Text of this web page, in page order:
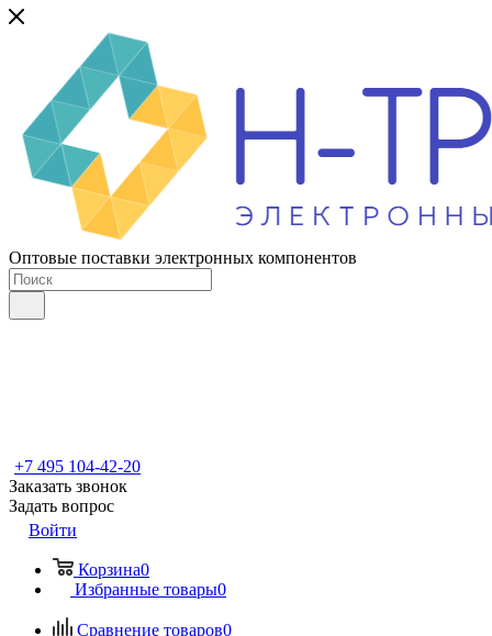
Оптовые поставки электронных компонентов
+7 495 104-42-20
Заказать звонок
Задать вопрос
Войти
Корзина0
Избранные товары0
Сравнение товаров0